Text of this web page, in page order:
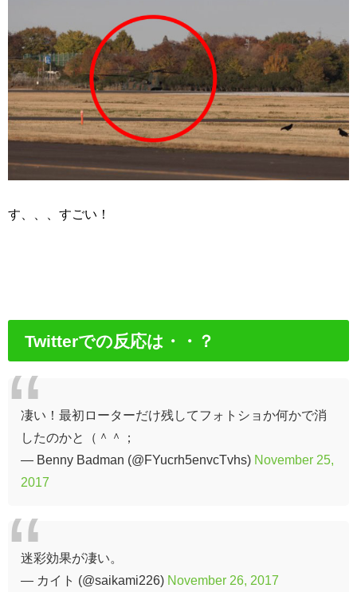
す、、、すごい！
Twitterでの反応は・・？
凄い！最初ローターだけ残してフォトショか何かで消
したのかと（＾＾；
— Benny Badman (@FYucrh5envcTvhs) November 25,
2017
迷彩効果が凄い。
— カイト (@saikami226) November 26, 2017